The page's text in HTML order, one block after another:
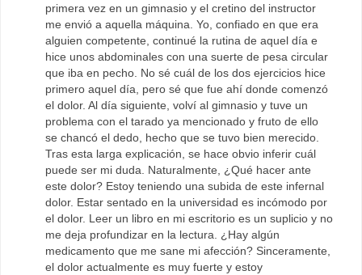
primera vez en un gimnasio y el cretino del instructor
me envió a aquella máquina. Yo, confiado en que era
alguien competente, continué la rutina de aquel día e
hice unos abdominales con una suerte de pesa circular
que iba en pecho. No sé cuál de los dos ejercicios hice
primero aquel día, pero sé que fue ahí donde comenzó
el dolor. Al día siguiente, volví al gimnasio y tuve un
problema con el tarado ya mencionado y fruto de ello
se chancó el dedo, hecho que se tuvo bien merecido.
Tras esta larga explicación, se hace obvio inferir cuál
puede ser mi duda. Naturalmente, ¿Qué hacer ante
este dolor? Estoy teniendo una subida de este infernal
dolor. Estar sentado en la universidad es incómodo por
el dolor. Leer un libro en mi escritorio es un suplicio y no
me deja profundizar en la lectura. ¿Hay algún
medicamento que me sane mi afección? Sinceramente,
el dolor actualmente es muy fuerte y estoy